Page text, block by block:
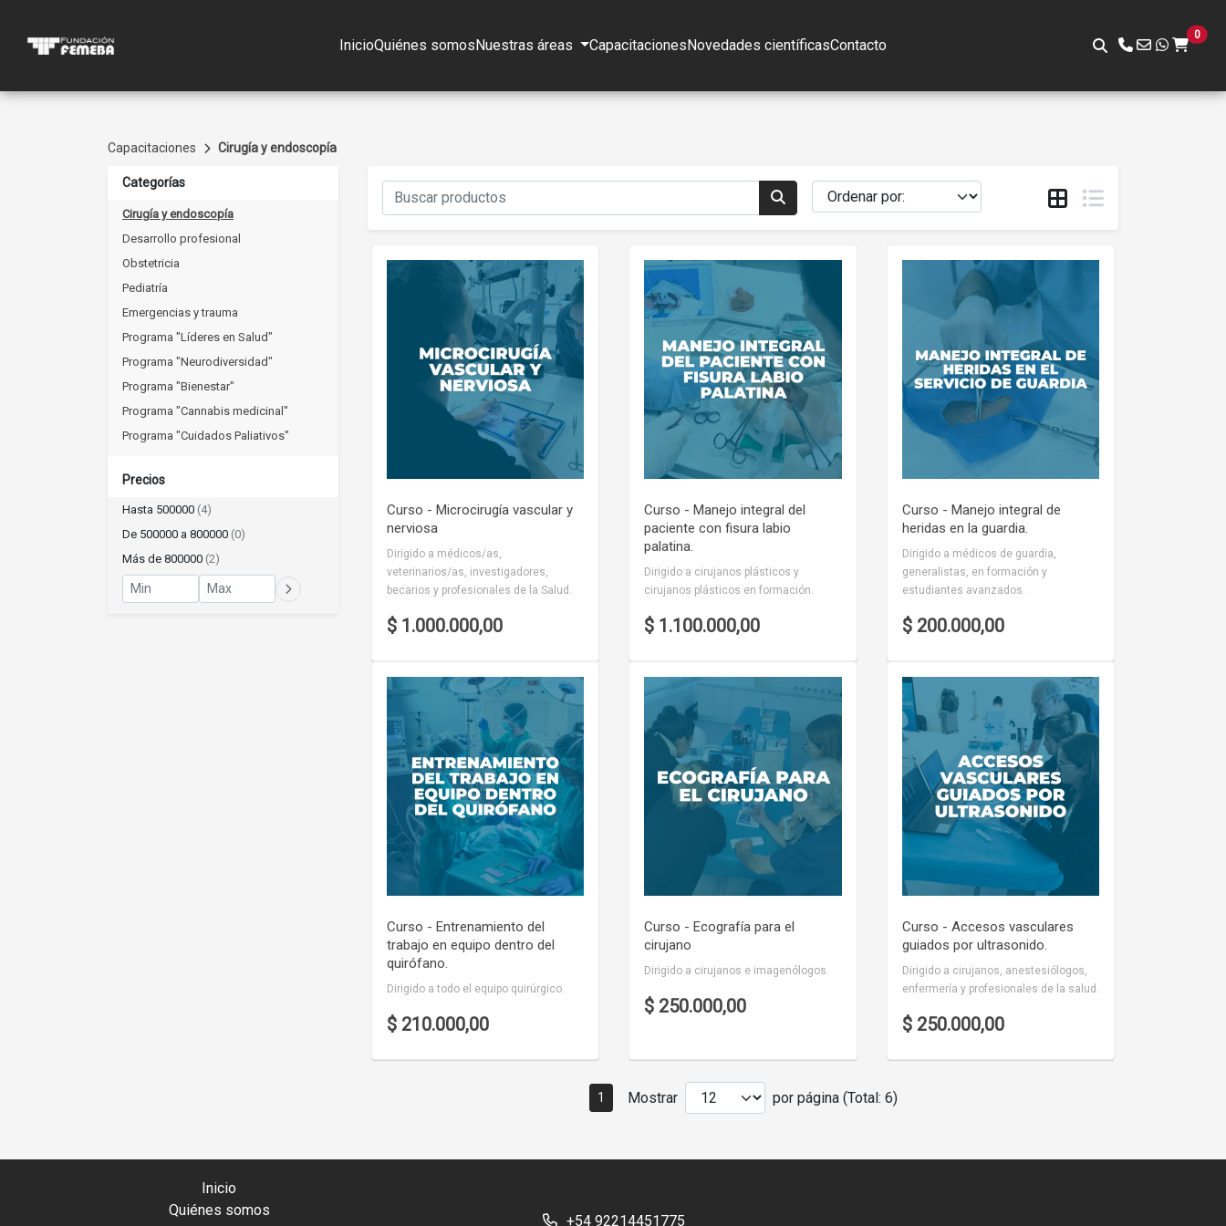
InicioQuiénes somosNuestras áreas CapacitacionesNovedades científicasContacto
0
Capacitaciones Cirugía y endoscopía
Categorías
Cirugía y endoscopía
Desarrollo profesional
Obstetricia
Pediatría
Emergencias y trauma
Programa "Líderes en Salud"
Programa "Neurodiversidad"
Programa "Bienestar"
Programa "Cannabis medicinal"
Programa "Cuidados Paliativos"
Precios
Hasta 500000 (4)
De 500000 a 800000 (0)
Más de 800000 (2)
Curso - Microcirugía vascular y
nerviosa
Dirigido a médicos/as,
veterinarios/as, investigadores,
becarios y profesionales de la Salud.
$ 1.000.000,00
Curso - Manejo integral del
paciente con fisura labio
palatina.
Dirigido a cirujanos plásticos y
cirujanos plásticos en formación.
$ 1.100.000,00
Curso - Manejo integral de
heridas en la guardia.
Dirigido a médicos de guardia,
generalistas, en formación y
estudiantes avanzados.
$ 200.000,00
Curso - Entrenamiento del
trabajo en equipo dentro del
quirófano.
Dirigido a todo el equipo quirúrgico.
$ 210.000,00
Curso - Ecografía para el
cirujano
Dirigido a cirujanos e imagenólogos.
$ 250.000,00
Curso - Accesos vasculares
guiados por ultrasonido.
Dirigido a cirujanos, anestesiólogos,
enfermería y profesionales de la salud.
$ 250.000,00
1 Mostrar por página (Total: 6)
Inicio
Quiénes somos
+54 92214451775